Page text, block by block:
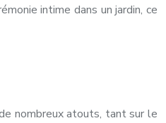
intime dans un jardin, ce
nombreux atouts, tant sur le